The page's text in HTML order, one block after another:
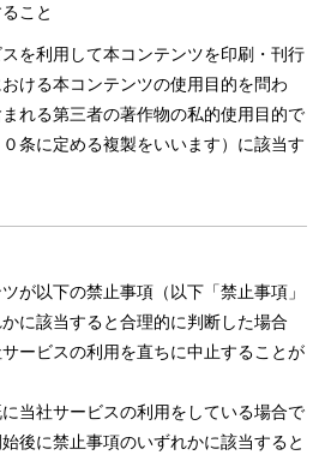
こと
を利⽤して本コンテンツを印刷・刊⾏
ける本コンテンツの使⽤⽬的を問わ
れる第三者の著作物の私的使⽤⽬的で
条に定める複製をいいます）に該当す
が以下の禁⽌事項（以下「禁⽌事項」
に該当すると合理的に判断した場合
ービスの利⽤を直ちに中⽌することが
当社サービスの利⽤をしている場合で
後に禁⽌事項のいずれかに該当すると